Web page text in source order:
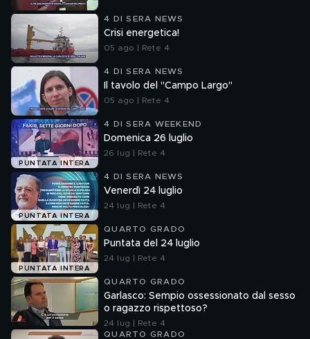
4 DI SERA NEWS
Crisi energetica!
05 ago | Rete 4
4 DI SERA NEWS
Il tavolo del "Campo Largo"
05 ago | Rete 4
PUNTATA INTERA
4 DI SERA WEEKEND
Domenica 26 luglio
26 lug | Rete 4
PUNTATA INTERA
4 DI SERA NEWS
Venerdì 24 luglio
24 lug | Rete 4
PUNTATA INTERA
QUARTO GRADO
Puntata del 24 luglio
24 lug | Rete 4
QUARTO GRADO
Garlasco: Sempio ossessionato dal sesso
o ragazzo rispettoso?
24 lug | Rete 4
QUARTO GRADO